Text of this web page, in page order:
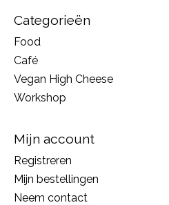
Categorieën
Food
Café
Vegan High Cheese
Workshop
Mijn account
Registreren
Mijn bestellingen
Neem contact